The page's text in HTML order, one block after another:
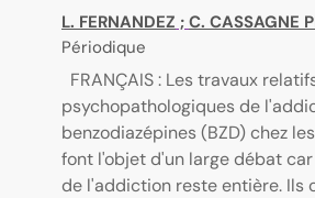
L. FERNANDEZ ; C. CASSAGNE
Périodique
FRANÇAIS : Les travaux
psychopathologiques de
benzodiazépines (BZD) chez
font l'objet d'un large débat
de l'addiction reste entière. Ils